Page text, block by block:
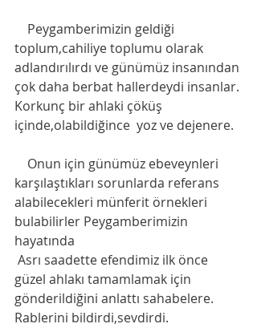
toplum,cahiliye toplumu olarak
adlandırılırdı ve günümüz insanından
çok daha berbat hallerdeydi insanlar.
Korkunç bir ahlaki çöküş
içinde,olabildiğince  yoz ve dejenere.
karşılaştıkları sorunlarda referans
alabilecekleri münferit örnekleri
bulabilirler Peygamberimizin
hayatında
güzel ahlakı tamamlamak için
gönderildiğini anlattı sahabelere.
Rablerini bildirdi,sevdirdi.